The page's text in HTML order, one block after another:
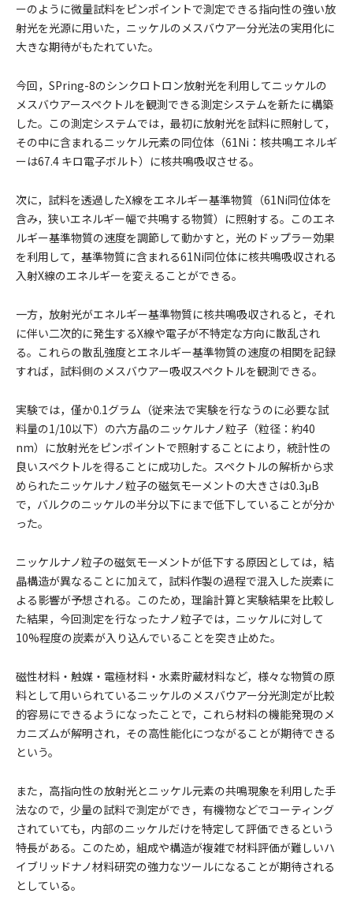
ーのように微量試料をピンポイントで測定できる指向性の強い放
射光を光源に用いた，ニッケルのメスバウアー分光法の実用化に
大きな期待がもたれていた。
今回，SPring-8のシンクロトロン放射光を利用してニッケルの
メスバウアースペクトルを観測できる測定システムを新たに構築
した。この測定システムでは，最初に放射光を試料に照射して，
その中に含まれるニッケル元素の同位体（61Ni：核共鳴エネルギ
ーは67.4 キロ電子ボルト）に核共鳴吸収させる。
次に，試料を透過したX線をエネルギー基準物質（61Ni同位体を
含み，狭いエネルギー幅で共鳴する物質）に照射する。このエネ
ルギー基準物質の速度を調節して動かすと，光のドップラー効果
を利用して，基準物質に含まれる61Ni同位体に核共鳴吸収される
入射X線のエネルギーを変えることができる。
一方，放射光がエネルギー基準物質に核共鳴吸収されると，それ
に伴い二次的に発生するX線や電子が不特定な方向に散乱され
る。これらの散乱強度とエネルギー基準物質の速度の相関を記録
すれば，試料側のメスバウアー吸収スペクトルを観測できる。
実験では，僅か0.1グラム（従来法で実験を行なうのに必要な試
料量の1/10以下）の六方晶のニッケルナノ粒子（粒径：約40
nm）に放射光をピンポイントで照射することにより，統計性の
良いスペクトルを得ることに成功した。スペクトルの解析から求
められたニッケルナノ粒子の磁気モーメントの大きさは0.3μB
で，バルクのニッケルの半分以下にまで低下していることが分か
った。
ニッケルナノ粒子の磁気モーメントが低下する原因としては，結
晶構造が異なることに加えて，試料作製の過程で混入した炭素に
よる影響が予想される。このため，理論計算と実験結果を比較し
た結果，今回測定を行なったナノ粒子では，ニッケルに対して
10%程度の炭素が入り込んでいることを突き止めた。
磁性材料・触媒・電極材料・水素貯蔵材料など，様々な物質の原
料として用いられているニッケルのメスバウアー分光測定が比較
的容易にできるようになったことで，これら材料の機能発現のメ
カニズムが解明され，その高性能化につながることが期待できる
という。
また，高指向性の放射光とニッケル元素の共鳴現象を利用した手
法なので，少量の試料で測定ができ，有機物などでコーティング
されていても，内部のニッケルだけを特定して評価できるという
特長がある。このため，組成や構造が複雑で材料評価が難しいハ
イブリッドナノ材料研究の強力なツールになることが期待される
としている。